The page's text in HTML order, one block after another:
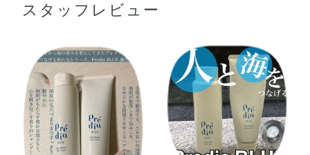
ベヘントリモニウムクロリド・グリセリン・ホノライト・
ポリソルベート80・ヤシ油・フェノキシエタノール・香
料・コンジョウ・マイカ・酸化鉄
スタッフレビュー